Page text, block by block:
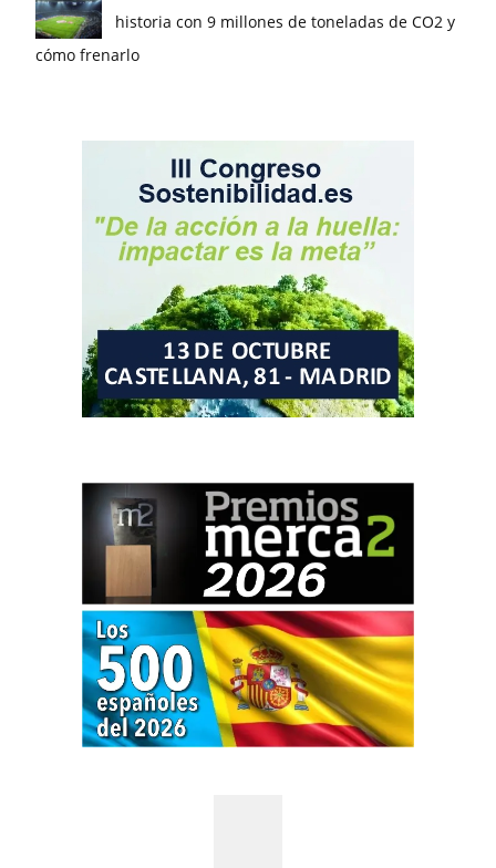
historia con 9 millones de toneladas de CO2 y
cómo frenarlo